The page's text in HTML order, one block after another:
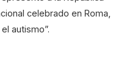
celebrado en Roma,
autismo”.